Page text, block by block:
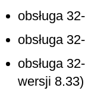
obsługa
obsługa
obsługa
wersji 8.33)